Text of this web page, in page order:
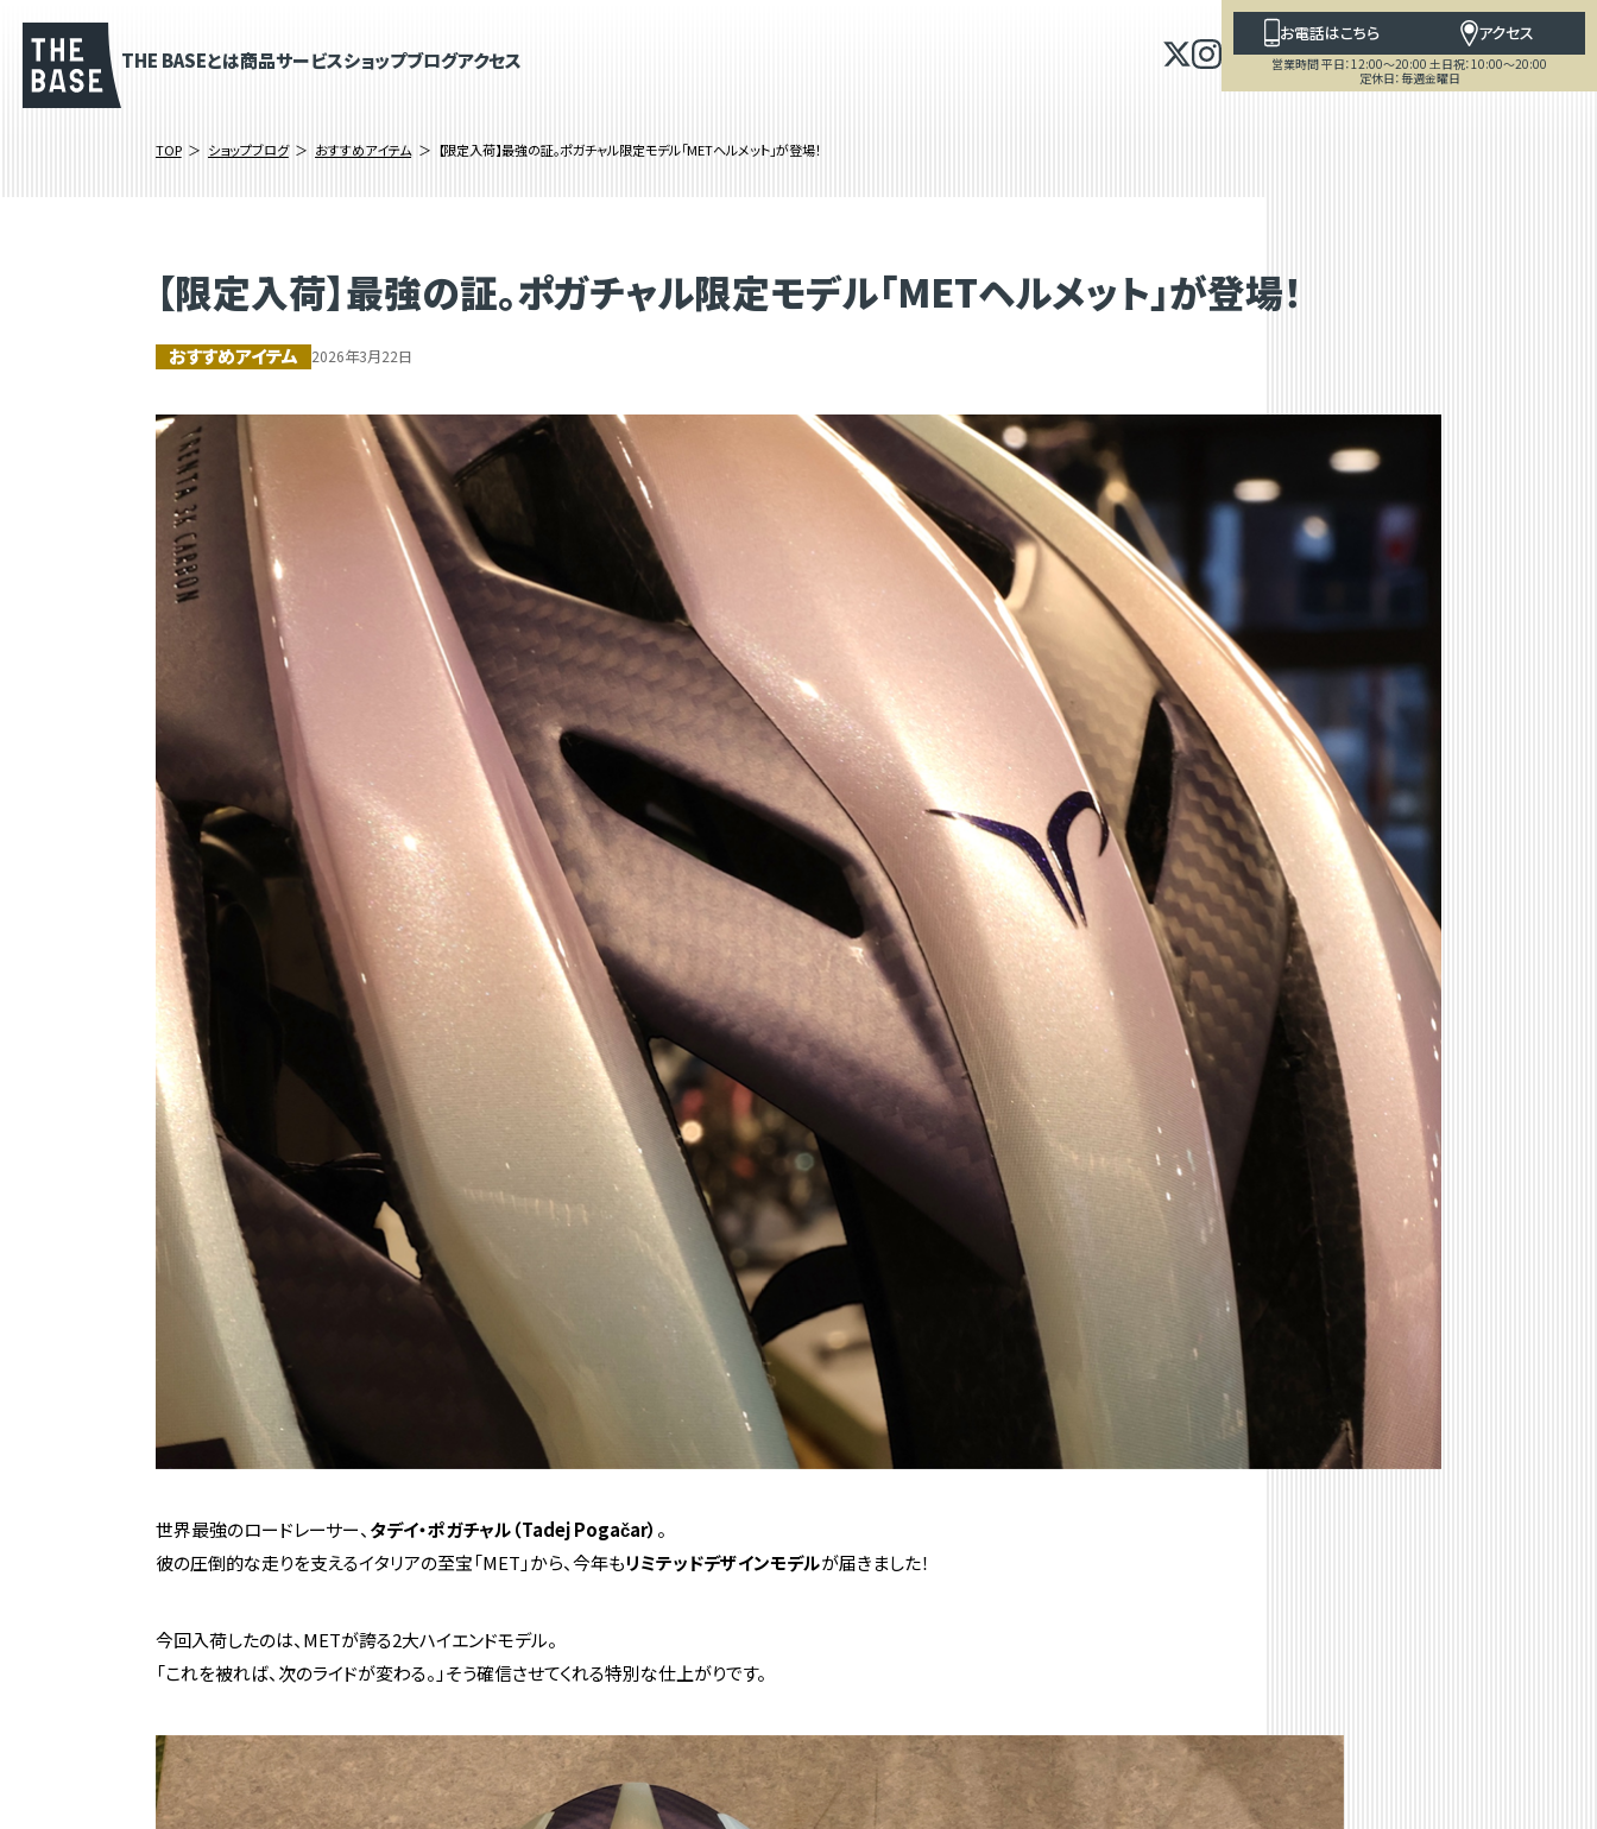
THE BASEとは商品サービスショップブログアクセス
お電話はこちら アクセス
営業時間 平日：12:00～20:00 土日祝：10:00～20:00
定休日：毎週金曜日
TOP ショップブログ おすすめアイテム 【限定入荷】最強の証。ポガチャル限定モデル「METヘルメット」が登場！
【限定入荷】最強の証。ポガチャル限定モデル「METヘルメット」が登場！
おすすめアイテム 2026年3月22日
世界最強のロードレーサー、 タデイ・ポガチャル（Tadej Pogačar） 。
彼の圧倒的な走りを支えるイタリアの至宝「MET」から、今年もリミテッドデザインモデルが届きました！
今回入荷したのは、METが誇る2大ハイエンドモデル。
「これを被れば、次のライドが変わる。」そう確信させてくれる特別な仕上がりです。